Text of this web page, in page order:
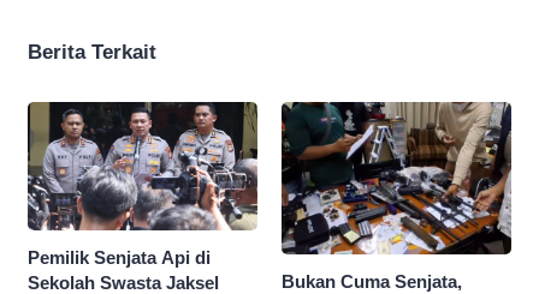
Berita Terkait
Pemilik Senjata Api di
Sekolah Swasta Jaksel
Bukan Cuma Senjata,